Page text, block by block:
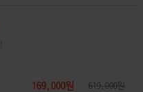
169,000원 619,000원